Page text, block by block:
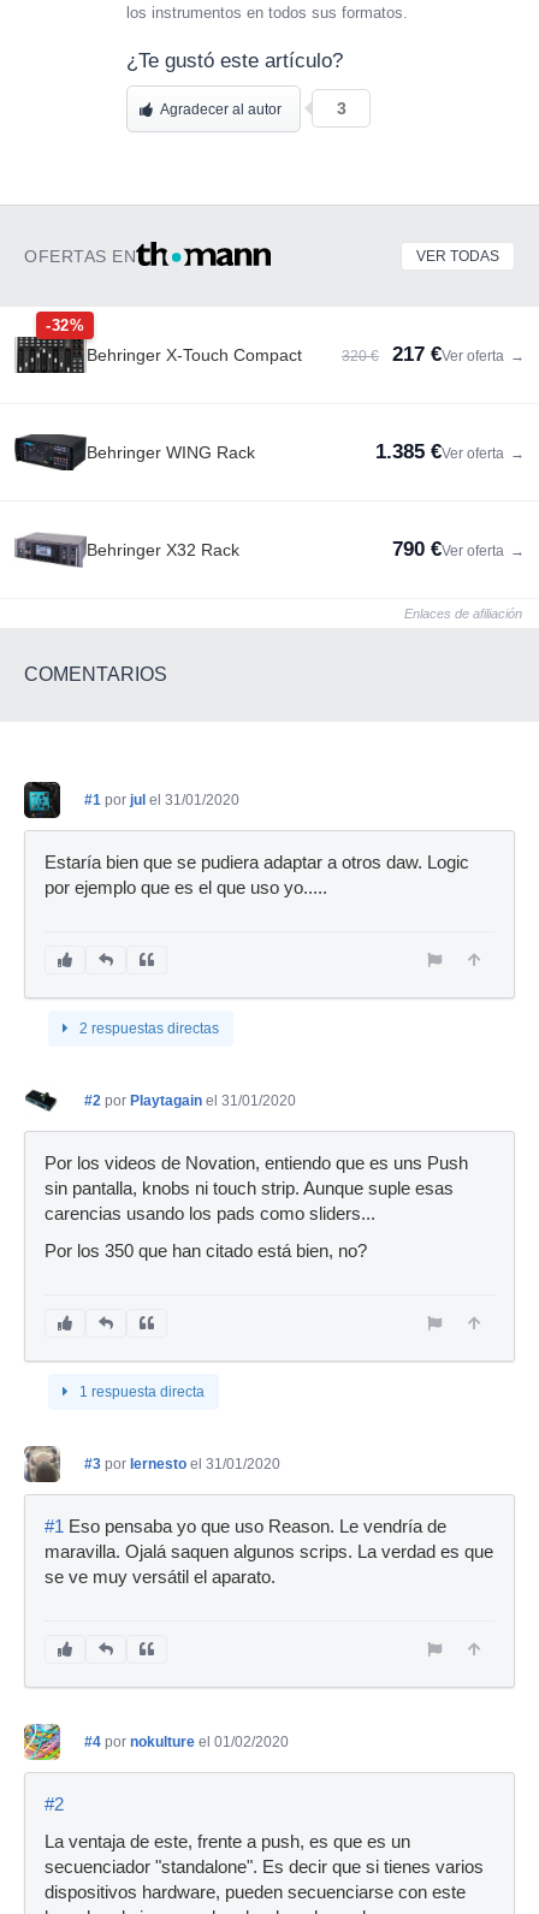
los instrumentos en todos sus formatos.
¿Te gustó este artículo?
Agradecer al autor 3
OFERTAS EN VER TODAS
-32%
Behringer X-Touch Compact 320 € 217 €Ver oferta →
Behringer WING Rack 1.385 €Ver oferta →
Behringer X32 Rack 790 €Ver oferta →
Enlaces de afiliación
COMENTARIOS
#1 por jul el 31/01/2020
Estaría bien que se pudiera adaptar a otros daw. Logic
por ejemplo que es el que uso yo.....
2 respuestas directas
#2 por Playtagain el 31/01/2020
Por los videos de Novation, entiendo que es uns Push
sin pantalla, knobs ni touch strip. Aunque suple esas
carencias usando los pads como sliders...
Por los 350 que han citado está bien, no?
1 respuesta directa
#3 por Iernesto el 31/01/2020
#1 Eso pensaba yo que uso Reason. Le vendría de
maravilla. Ojalá saquen algunos scrips. La verdad es que
se ve muy versátil el aparato.
#4 por nokulture el 01/02/2020
#2
La ventaja de este, frente a push, es que es un
secuenciador "standalone". Es decir que si tienes varios
dispositivos hardware, pueden secuenciarse con este